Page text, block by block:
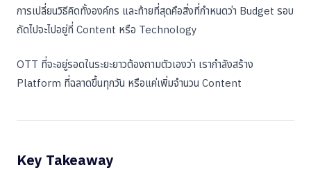
การเปลี่ยนวิธีคิดทั้งองค์กร และท้ายที่สุดคือสิ่งที่กำหนดว่า Budget รอบ
ถัดไปจะไปอยู่ที่ Content หรือ Technology
OTT ที่จะอยู่รอดในระยะยาวต้องถามตัวเองว่า เรากำลังสร้าง
Platform ที่ฉลาดขึ้นทุกวัน หรือแค่เพิ่มจำนวน Content
Key Takeaway